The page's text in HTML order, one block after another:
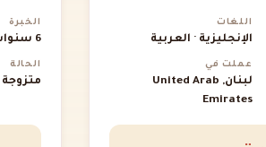
اللغات
الإنجليزية · العربية
عملت في
لبنان, United Arab
Emirates
الخبرة
6 سنوات
الحالة
متزوجة